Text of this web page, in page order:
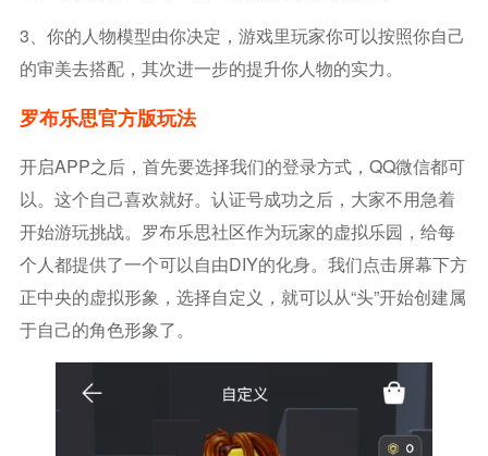
3、你的人物模型由你决定，游戏里玩家你可以按照你自己
的审美去搭配，其次进一步的提升你人物的实力。
罗布乐思官方版玩法
开启APP之后，首先要选择我们的登录方式，QQ微信都可
以。这个自己喜欢就好。认证号成功之后，大家不用急着
开始游玩挑战。罗布乐思社区作为玩家的虚拟乐园，给每
个人都提供了一个可以自由DIY的化身。我们点击屏幕下方
正中央的虚拟形象，选择自定义，就可以从“头”开始创建属
于自己的角色形象了。